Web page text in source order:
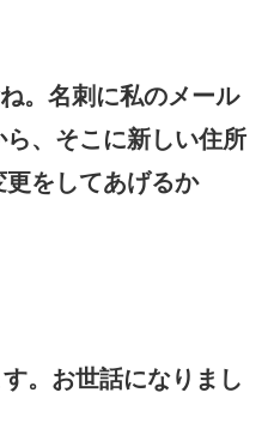
。名刺に私のメール
、そこに新しい住所
をしてあげるか
。お世話になりまし